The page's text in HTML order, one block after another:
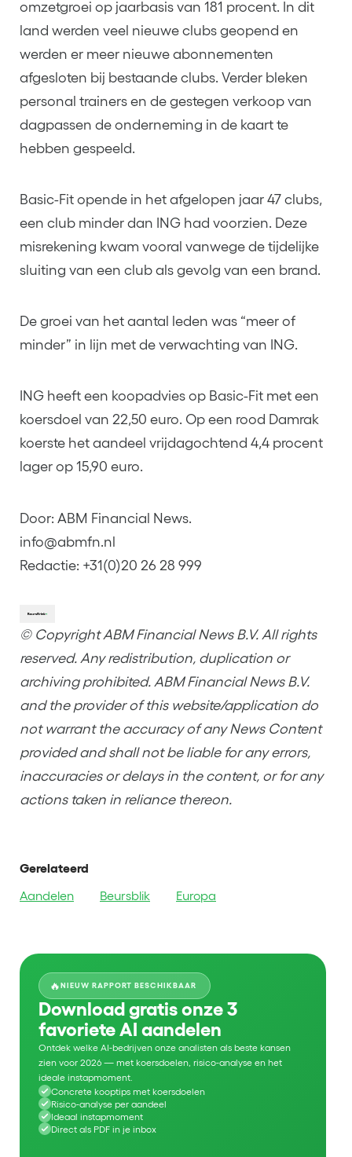
omzetgroei op jaarbasis van 181 procent. In dit
land werden veel nieuwe clubs geopend en
werden er meer nieuwe abonnementen
afgesloten bij bestaande clubs. Verder bleken
personal trainers en de gestegen verkoop van
dagpassen de onderneming in de kaart te
hebben gespeeld.
Basic-Fit opende in het afgelopen jaar 47 clubs,
een club minder dan ING had voorzien. Deze
misrekening kwam vooral vanwege de tijdelijke
sluiting van een club als gevolg van een brand.
De groei van het aantal leden was “meer of
minder” in lijn met de verwachting van ING.
ING heeft een koopadvies op Basic-Fit met een
koersdoel van 22,50 euro. Op een rood Damrak
koerste het aandeel vrijdagochtend 4,4 procent
lager op 15,90 euro.
Door: ABM Financial News.
info@abmfn.nl
Redactie: +31(0)20 26 28 999
© Copyright ABM Financial News B.V. All rights
reserved. Any redistribution, duplication or
archiving prohibited. ABM Financial News B.V.
and the provider of this website/application do
not warrant the accuracy of any News Content
provided and shall not be liable for any errors,
inaccuracies or delays in the content, or for any
actions taken in reliance thereon.
Gerelateerd
Aandelen
Beursblik Europa
🔥NIEUW RAPPORT BESCHIKBAAR
Download gratis onze 3
favoriete AI aandelen
Ontdek welke AI-bedrijven onze analisten als beste kansen
zien voor 2026 — met koersdoelen, risico-analyse en het
ideale instapmoment.
Concrete kooptips met koersdoelen
Risico-analyse per aandeel
Ideaal instapmoment
Direct als PDF in je inbox